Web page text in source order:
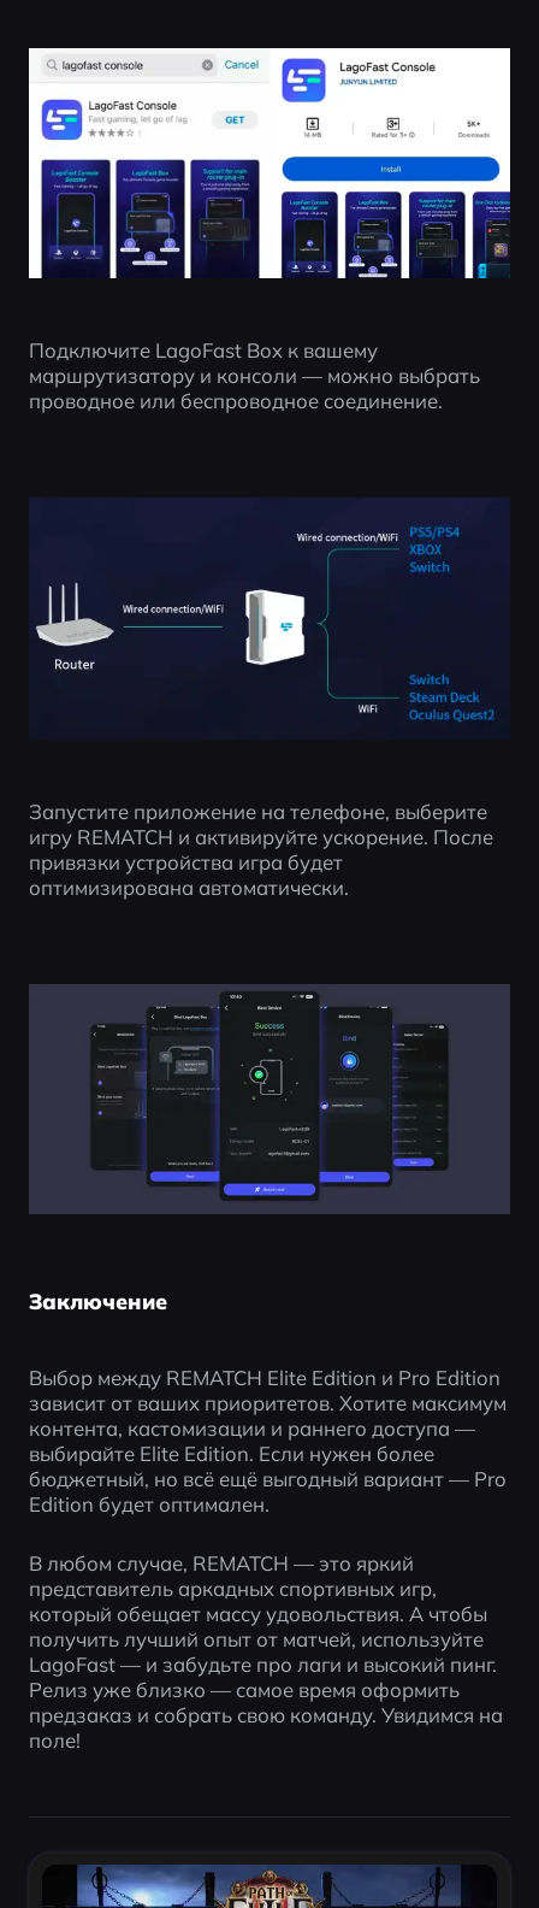
Подключите LagoFast Box к вашему
маршрутизатору и консоли — можно выбрать
проводное или беспроводное соединение.
Запустите приложение на телефоне, выберите
игру REMATCH и активируйте ускорение. После
привязки устройства игра будет
оптимизирована автоматически.
Заключение
Выбор между REMATCH Elite Edition и Pro Edition
зависит от ваших приоритетов. Хотите максимум
контента, кастомизации и раннего доступа —
выбирайте Elite Edition. Если нужен более
бюджетный, но всё ещё выгодный вариант — Pro
Edition будет оптимален.
В любом случае, REMATCH — это яркий
представитель аркадных спортивных игр,
который обещает массу удовольствия. А чтобы
получить лучший опыт от матчей, используйте
LagoFast — и забудьте про лаги и высокий пинг.
Релиз уже близко — самое время оформить
предзаказ и собрать свою команду. Увидимся на
поле!